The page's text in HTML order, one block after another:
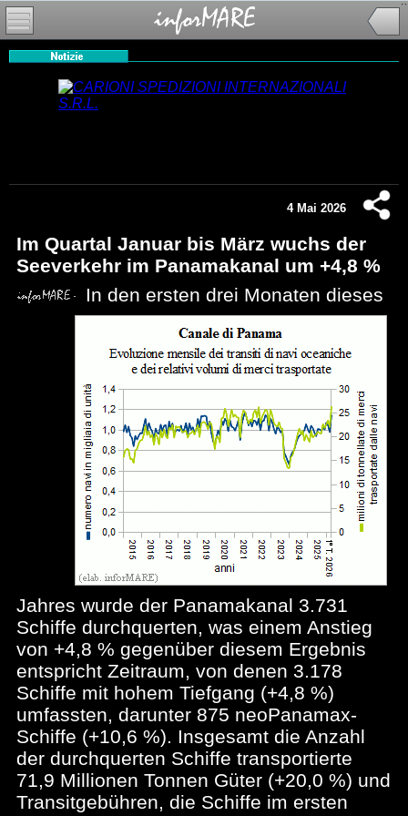
4 Mai 2026
Im Quartal Januar bis März wuchs der
Seeverkehr im Panamakanal um +4,8 %
In den ersten drei Monaten dieses
Jahres wurde der Panamakanal 3.731
Schiffe durchquerten, was einem Anstieg
von +4,8 % gegenüber diesem Ergebnis
entspricht Zeitraum, von denen 3.178
Schiffe mit hohem Tiefgang (+4,8 %)
umfassten, darunter 875 neoPanamax-
Schiffe (+10,6 %). Insgesamt die Anzahl
der durchquerten Schiffe transportierte
71,9 Millionen Tonnen Güter (+20,0 %) und
Transitgebühren, die Schiffe im ersten